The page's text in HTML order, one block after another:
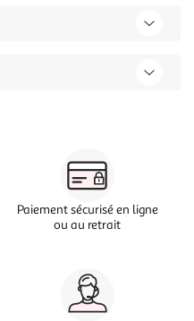
Paiement sécurisé en ligne
ou au retrait